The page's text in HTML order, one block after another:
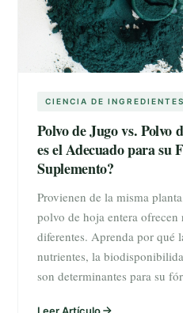
CIENCIA DE INGREDIENTES
Polvo de Jugo vs.
es el Adecuado para su
Suplemento?
Provienen de la misma
polvo de hoja entera ofrecen
diferentes. Aprenda por qué
nutrientes, la
son determinantes para su